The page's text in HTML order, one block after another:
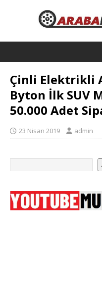
Çinli Elektrikli
Byton İlk SUV
50.000 Adet
23 Nisan 2019 admin